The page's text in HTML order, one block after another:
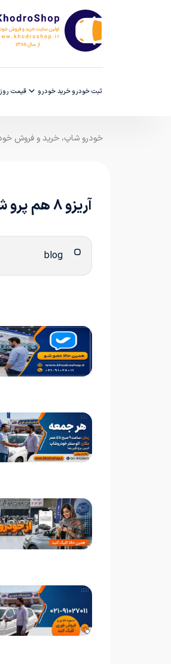
ثبت خودروخرید خودرو قیمت
خودرو شاپ، خرید و فروش خودرو اقساطی مدل ۹۰
آریزو 8 هم پرو شد؛ بروزرسانی سدان پرچمدار چری